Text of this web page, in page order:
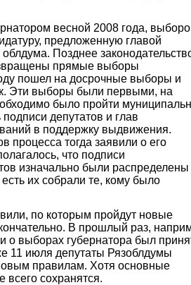
весной 2008 года,
предложенную главой
облдума. Позднее
прямые выборы
пошел на досрочные выборы и
Эти выборы были первыми, на
было пройти
депутатов и глав
в поддержку выдвижения.
процесса тогда заявили о его
что подписи
изначально были распределены
их собрали те, кому было
по которым пройдут новые
В прошлый раз,
о выборах губернатора был
11 июля депутаты Рязоблдумы
правилам. Хотя основные
сохранятся.